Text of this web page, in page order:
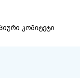
კომიტეტი